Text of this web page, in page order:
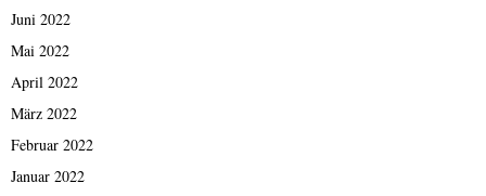
Juni 2022
Mai 2022
April 2022
März 2022
Februar 2022
Januar 2022